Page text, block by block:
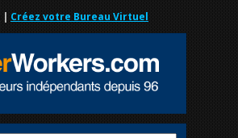
| Créez votre Bureau Virtuel